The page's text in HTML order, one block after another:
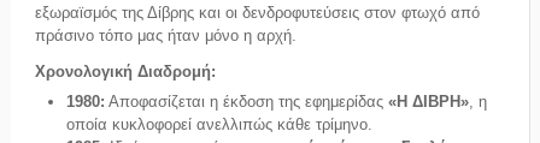
εξωραϊσμός της Δίβρης και οι δενδροφυτεύσεις στον φτωχό από
πράσινο τόπο μας ήταν μόνο η αρχή.
Χρονολογική Διαδρομή:
1980: Αποφασίζεται η έκδοση της εφημερίδας «Η ΔΙΒΡΗ», η
οποία κυκλοφορεί ανελλιπώς κάθε τρίμηνο.